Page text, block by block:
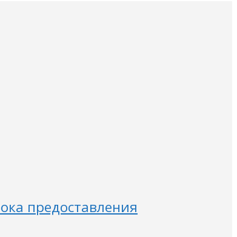
предоставления